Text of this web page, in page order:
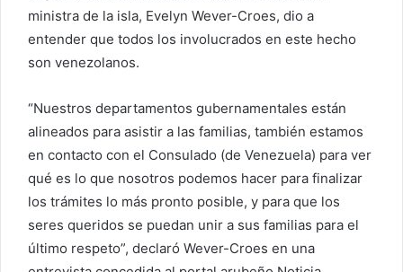
ministra de la isla, Evelyn Wever-Croes, dio a
entender que todos los involucrados en este hecho
son venezolanos.
“Nuestros departamentos gubernamentales están
alineados para asistir a las familias, también estamos
en contacto con el Consulado (de Venezuela) para ver
qué es lo que nosotros podemos hacer para finalizar
los trámites lo más pronto posible, y para que los
seres queridos se puedan unir a sus familias para el
último respeto”, declaró Wever-Croes en una